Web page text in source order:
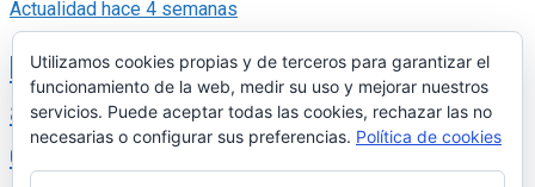
Actualidad hace 4 semanas
IU reclama un convenio entre
administraciones para acabar con la
contaminación de La Colada
Utilizamos cookies propias y de terceros para garantizar el
funcionamiento de la web, medir su uso y mejorar nuestros
servicios. Puede aceptar todas las cookies, rechazar las no
necesarias o configurar sus preferencias. Política de cookies